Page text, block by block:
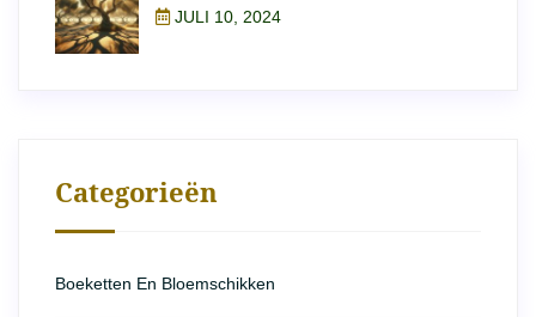
JULI 10, 2024
Categorieën
Boeketten En Bloemschikken